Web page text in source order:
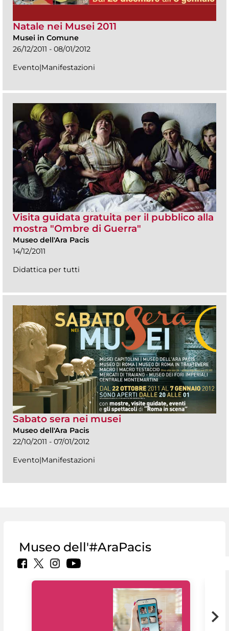
Natale nei Musei 2011
Musei in Comune
26/12/2011 - 08/01/2012
Evento|Manifestazioni
Visita guidata gratuita per il pubblico alla
mostra "Ombre di Guerra"
Museo dell'Ara Pacis
14/12/2011
Didattica per tutti
Sabato sera nei musei
Museo dell'Ara Pacis
22/10/2011 - 07/01/2012
Evento|Manifestazioni
Museo dell'#AraPacis